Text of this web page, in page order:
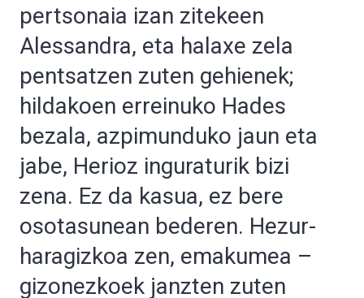
pertsonaia izan zitekeen
Alessandra, eta halaxe zela
pentsatzen zuten gehienek;
hildakoen erreinuko Hades
bezala, azpimunduko jaun eta
jabe, Herioz inguraturik bizi
zena. Ez da kasua, ez bere
osotasunean bederen. Hezur-
haragizkoa zen, emakumea –
gizonezkoek janzten zuten